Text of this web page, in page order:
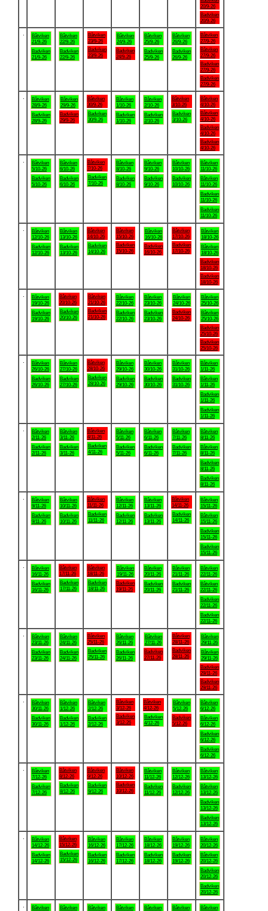
20/9-26
Badviken
20/9-26
Båtviken
21/9-26
Badviken
21/9-26
Båtviken
22/9-26
Badviken
22/9-26
Båtviken
23/9-26
Badviken
23/9-26
Båtviken
24/9-26
Badviken
24/9-26
Båtviken
25/9-26
Badviken
25/9-26
Båtviken
26/9-26
Badviken
26/9-26
Båtviken
27/9-26
Båtviken
27/9-26
Badviken
27/9-26
Badviken
27/9-26
Båtviken
28/9-26
Badviken
28/9-26
Båtviken
29/9-26
Badviken
29/9-26
Båtviken
30/9-26
Badviken
30/9-26
Båtviken
1/10-26
Badviken
1/10-26
Båtviken
2/10-26
Badviken
2/10-26
Båtviken
3/10-26
Badviken
3/10-26
Båtviken
4/10-26
Båtviken
4/10-26
Badviken
4/10-26
Badviken
4/10-26
Båtviken
5/10-26
Badviken
5/10-26
Båtviken
6/10-26
Badviken
6/10-26
Båtviken
7/10-26
Badviken
7/10-26
Båtviken
8/10-26
Badviken
8/10-26
Båtviken
9/10-26
Badviken
9/10-26
Båtviken
10/10-26
Badviken
10/10-26
Båtviken
11/10-26
Båtviken
11/10-26
Badviken
11/10-26
Badviken
11/10-26
Båtviken
12/10-26
Badviken
12/10-26
Båtviken
13/10-26
Badviken
13/10-26
Båtviken
14/10-26
Badviken
14/10-26
Båtviken
15/10-26
Badviken
15/10-26
Båtviken
16/10-26
Badviken
16/10-26
Båtviken
17/10-26
Badviken
17/10-26
Båtviken
18/10-26
Båtviken
18/10-26
Badviken
18/10-26
Badviken
18/10-26
Båtviken
19/10-26
Badviken
19/10-26
Båtviken
20/10-26
Badviken
20/10-26
Båtviken
21/10-26
Badviken
21/10-26
Båtviken
22/10-26
Badviken
22/10-26
Båtviken
23/10-26
Badviken
23/10-26
Båtviken
24/10-26
Badviken
24/10-26
Båtviken
25/10-26
Båtviken
25/10-26
Badviken
25/10-26
Badviken
25/10-26
Båtviken
26/10-26
Badviken
26/10-26
Båtviken
27/10-26
Badviken
27/10-26
Båtviken
28/10-26
Badviken
28/10-26
Båtviken
29/10-26
Badviken
29/10-26
Båtviken
30/10-26
Badviken
30/10-26
Båtviken
31/10-26
Badviken
31/10-26
Båtviken
1/11-26
Båtviken
1/11-26
Badviken
1/11-26
Badviken
1/11-26
Båtviken
2/11-26
Badviken
2/11-26
Båtviken
3/11-26
Badviken
3/11-26
Båtviken
4/11-26
Badviken
4/11-26
Båtviken
5/11-26
Badviken
5/11-26
Båtviken
6/11-26
Badviken
6/11-26
Båtviken
7/11-26
Badviken
7/11-26
Båtviken
8/11-26
Båtviken
8/11-26
Badviken
8/11-26
Badviken
8/11-26
Båtviken
9/11-26
Badviken
9/11-26
Båtviken
10/11-26
Badviken
10/11-26
Båtviken
11/11-26
Badviken
11/11-26
Båtviken
12/11-26
Badviken
12/11-26
Båtviken
13/11-26
Badviken
13/11-26
Båtviken
14/11-26
Badviken
14/11-26
Båtviken
15/11-26
Båtviken
15/11-26
Badviken
15/11-26
Badviken
15/11-26
Båtviken
16/11-26
Badviken
16/11-26
Båtviken
17/11-26
Badviken
17/11-26
Båtviken
18/11-26
Badviken
18/11-26
Båtviken
19/11-26
Badviken
19/11-26
Båtviken
20/11-26
Badviken
20/11-26
Båtviken
21/11-26
Badviken
21/11-26
Båtviken
22/11-26
Båtviken
22/11-26
Badviken
22/11-26
Badviken
22/11-26
Båtviken
23/11-26
Badviken
23/11-26
Båtviken
24/11-26
Badviken
24/11-26
Båtviken
25/11-26
Badviken
25/11-26
Båtviken
26/11-26
Badviken
26/11-26
Båtviken
27/11-26
Badviken
27/11-26
Båtviken
28/11-26
Badviken
28/11-26
Båtviken
29/11-26
Båtviken
29/11-26
Badviken
29/11-26
Badviken
29/11-26
Båtviken
30/11-26
Badviken
30/11-26
Båtviken
1/12-26
Badviken
1/12-26
Båtviken
2/12-26
Badviken
2/12-26
Båtviken
3/12-26
Badviken
3/12-26
Båtviken
4/12-26
Badviken
4/12-26
Båtviken
5/12-26
Badviken
5/12-26
Båtviken
6/12-26
Båtviken
6/12-26
Badviken
6/12-26
Badviken
6/12-26
Båtviken
7/12-26
Badviken
7/12-26
Båtviken
8/12-26
Badviken
8/12-26
Båtviken
9/12-26
Badviken
9/12-26
Båtviken
10/12-26
Badviken
10/12-26
Båtviken
11/12-26
Badviken
11/12-26
Båtviken
12/12-26
Badviken
12/12-26
Båtviken
13/12-26
Båtviken
13/12-26
Badviken
13/12-26
Badviken
13/12-26
Båtviken
14/12-26
Badviken
14/12-26
Båtviken
15/12-26
Badviken
15/12-26
Båtviken
16/12-26
Badviken
16/12-26
Båtviken
17/12-26
Badviken
17/12-26
Båtviken
18/12-26
Badviken
18/12-26
Båtviken
19/12-26
Badviken
19/12-26
Båtviken
20/12-26
Båtviken
20/12-26
Badviken
20/12-26
Badviken
20/12-26
Båtviken
Båtviken
Båtviken
Båtviken
Båtviken
Båtviken
Båtviken